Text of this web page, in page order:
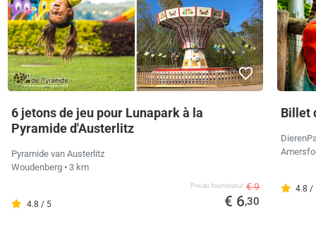
6 jetons de jeu pour Lunapark à la
Pyramide d'Austerlitz
Pyramide van Austerlitz
Woudenberg • 3 km
4.8 / 5
Prix ​​du fournisseur € 9
€ 6,30
Billet
4.8 /